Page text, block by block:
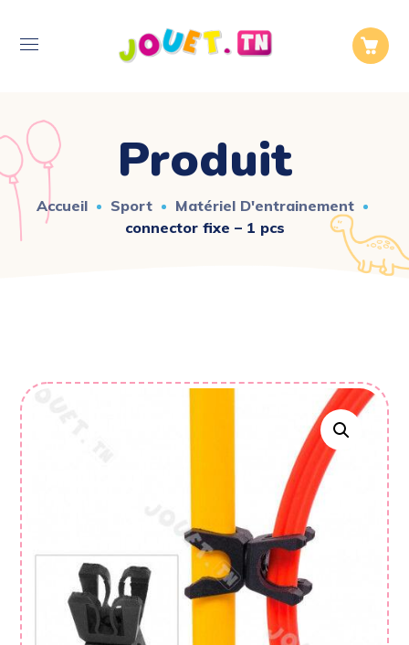
Produit
Accueil Sport
Matériel D'entrainement
connector fixe – 1 pcs